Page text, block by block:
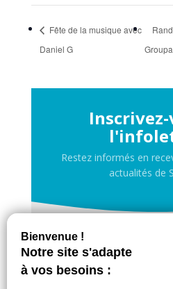
Fête de la musique avec
Daniel G
Restez informés en
actualités de
Je